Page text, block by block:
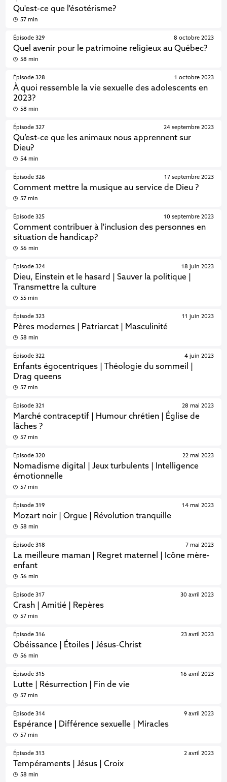
Qu'est-ce que l'ésotérisme?
57 min
Épisode 329
Quel avenir pour le patrimoine religieux au Québec?
8 octobre 2023
58 min
Épisode 328
À quoi ressemble la vie sexuelle des adolescents en
2023?
1 octobre 2023
58 min
Épisode 327
Qu’est-ce que les animaux nous apprennent sur
Dieu?
24 septembre 2023
54 min
Épisode 326
Comment mettre la musique au service de Dieu ?
17 septembre 2023
57 min
Épisode 325
Comment contribuer à l'inclusion des personnes en
situation de handicap?
10 septembre 2023
56 min
Épisode 324
Dieu, Einstein et le hasard | Sauver la politique |
Transmettre la culture
18 juin 2023
55 min
Épisode 323
Pères modernes | Patriarcat | Masculinité
11 juin 2023
58 min
Épisode 322
Enfants égocentriques | Théologie du sommeil |
Drag queens
4 juin 2023
57 min
Épisode 321
Marché contraceptif | Humour chrétien | Église de
lâches ?
28 mai 2023
57 min
Épisode 320
Nomadisme digital | Jeux turbulents | Intelligence
émotionnelle
22 mai 2023
57 min
Épisode 319
Mozart noir | Orgue | Révolution tranquille
14 mai 2023
58 min
Épisode 318
La meilleure maman | Regret maternel | Icône mère-
enfant
7 mai 2023
56 min
Épisode 317
Crash | Amitié | Repères
30 avril 2023
57 min
Épisode 316
Obéissance | Étoiles | Jésus-Christ
23 avril 2023
56 min
Épisode 315
Lutte | Résurrection | Fin de vie
16 avril 2023
57 min
Épisode 314
Espérance | Différence sexuelle | Miracles
9 avril 2023
57 min
Épisode 313
Tempéraments | Jésus | Croix
2 avril 2023
58 min